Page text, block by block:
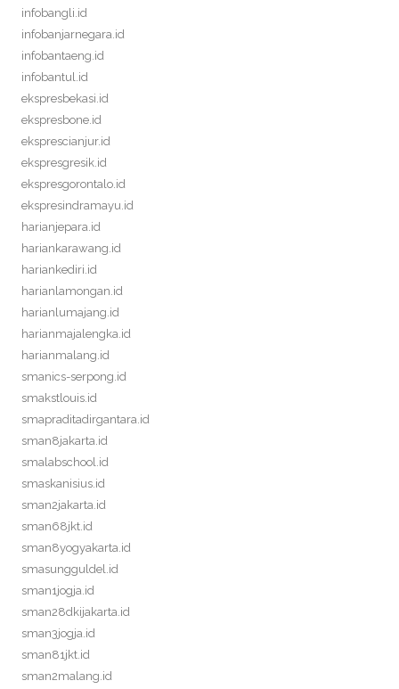
infobangli.id
infobanjarnegara.id
infobantaeng.id
infobantul.id
ekspresbekasi.id
ekspresbone.id
eksprescianjur.id
ekspresgresik.id
ekspresgorontalo.id
ekspresindramayu.id
harianjepara.id
hariankarawang.id
hariankediri.id
harianlamongan.id
harianlumajang.id
harianmajalengka.id
harianmalang.id
smanics-serpong.id
smakstlouis.id
smapraditadirgantara.id
sman8jakarta.id
smalabschool.id
smaskanisius.id
sman2jakarta.id
sman68jkt.id
sman8yogyakarta.id
smasungguldel.id
sman1jogja.id
sman28dkijakarta.id
sman3jogja.id
sman81jkt.id
sman2malang.id